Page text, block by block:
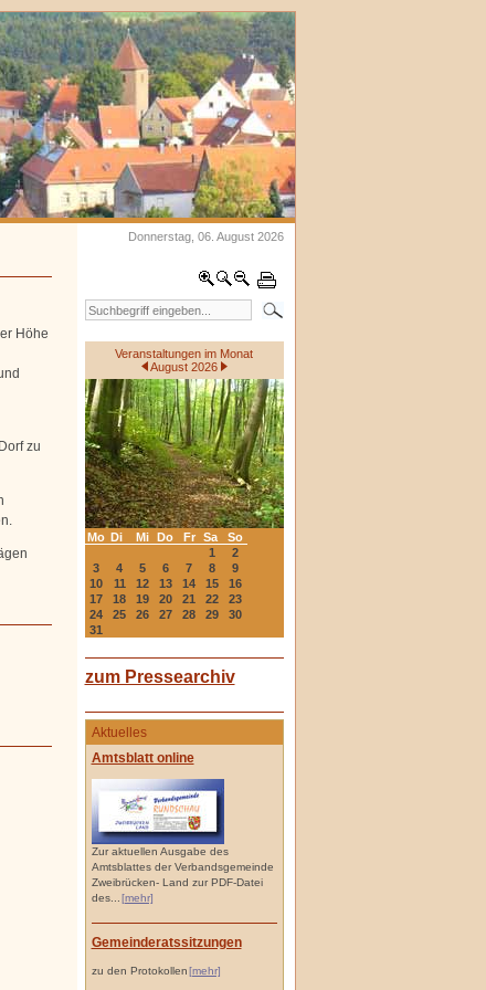
Donnerstag, 06. August 2026
Veranstaltungen im Monat
August 2026
Mo Di Mi Do Fr Sa
So
1
2
3
4 5 6 7 8
9
10
11 12 13 14 15
16
17
18 19 20 21 22
23
24
25 26 27 28 29
30
31
zum Pressearchiv
Aktuelles
Amtsblatt online
Zur aktuellen Ausgabe des
Amtsblattes der Verbandsgemeinde
Zweibrücken- Land zur PDF-Datei
des...[mehr]
Gemeinderatssitzungen
zu den Protokollen[mehr]
Höhe
zu